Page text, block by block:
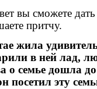
вы сможете
притчу.
жила
в ней лад,
о семье дошла
посетил эту